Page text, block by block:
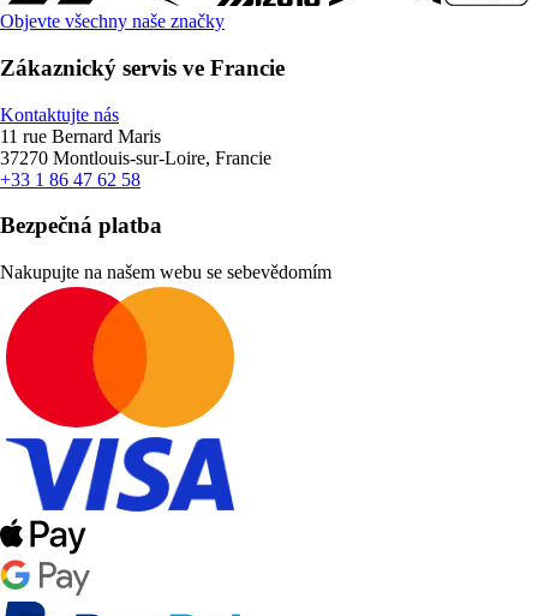
Objevte všechny naše značky
Zákaznický servis ve Francie
Kontaktujte nás
11 rue Bernard Maris
37270 Montlouis-sur-Loire, Francie
+33 1 86 47 62 58
Bezpečná platba
Nakupujte na našem webu se sebevědomím